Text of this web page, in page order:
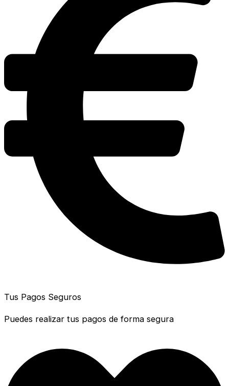
Tus Pagos Seguros
Puedes realizar tus pagos de forma segura